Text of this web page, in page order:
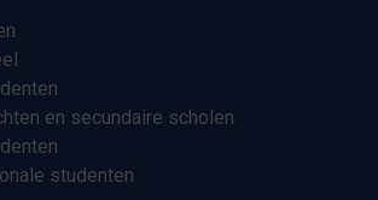
en secundaire scholen
studenten